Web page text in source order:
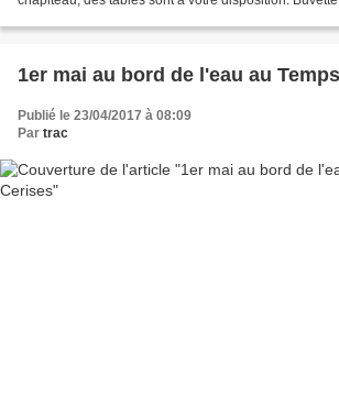
1er mai au bord de l'eau au
Publié le 23/04/2017 à 08:09
Par trac